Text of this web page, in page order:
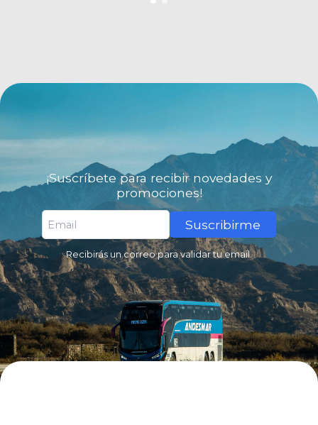
¡Suscríbete para recibir novedades y
promociones!
Suscribirme
Recibirás un correo para validar tu email.